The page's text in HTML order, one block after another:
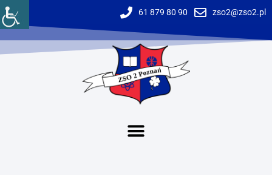
61 879 80 90 zso2@zso2.pl